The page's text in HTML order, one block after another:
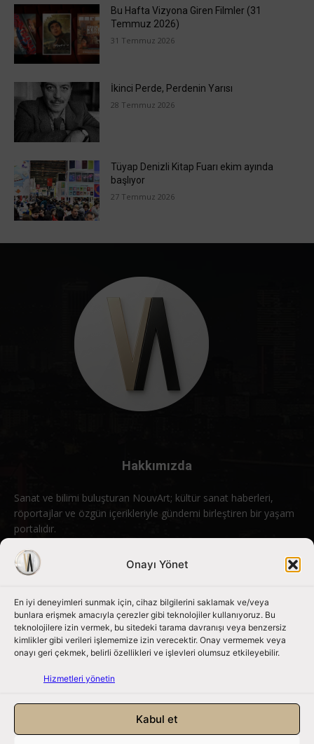
Onayı Yönet
En iyi deneyimleri sunmak için, cihaz bilgilerini saklamak ve/veya
bunlara erişmek amacıyla çerezler gibi teknolojiler kullanıyoruz. Bu
teknolojilere izin vermek, bu sitedeki tarama davranışı veya benzersiz
kimlikler gibi verileri işlememize izin verecektir. Onay vermemek veya
onayı geri çekmek, belirli özellikleri ve işlevleri olumsuz etkileyebilir.
Hizmetleri yönetin
Kabul et
Bu Hafta Vizyona Giren Filmler (31
Temmuz 2026)
31 Temmuz 2026
İkinci Perde, Perdenin Yarısı
28 Temmuz 2026
Tüyap Denizli Kitap Fuarı ekim ayında
başlıyor
27 Temmuz 2026
Hakkımızda
Sanat ve bilimi buluşturan NouvArt; kültür sanat haberleri,
röportajlar ve özgün içerikleriyle gündemi birleştiren bir yaşam
portalıdır.
Bizimle iletişime geçin: info@nouvart.net
Bizi Takip Edin